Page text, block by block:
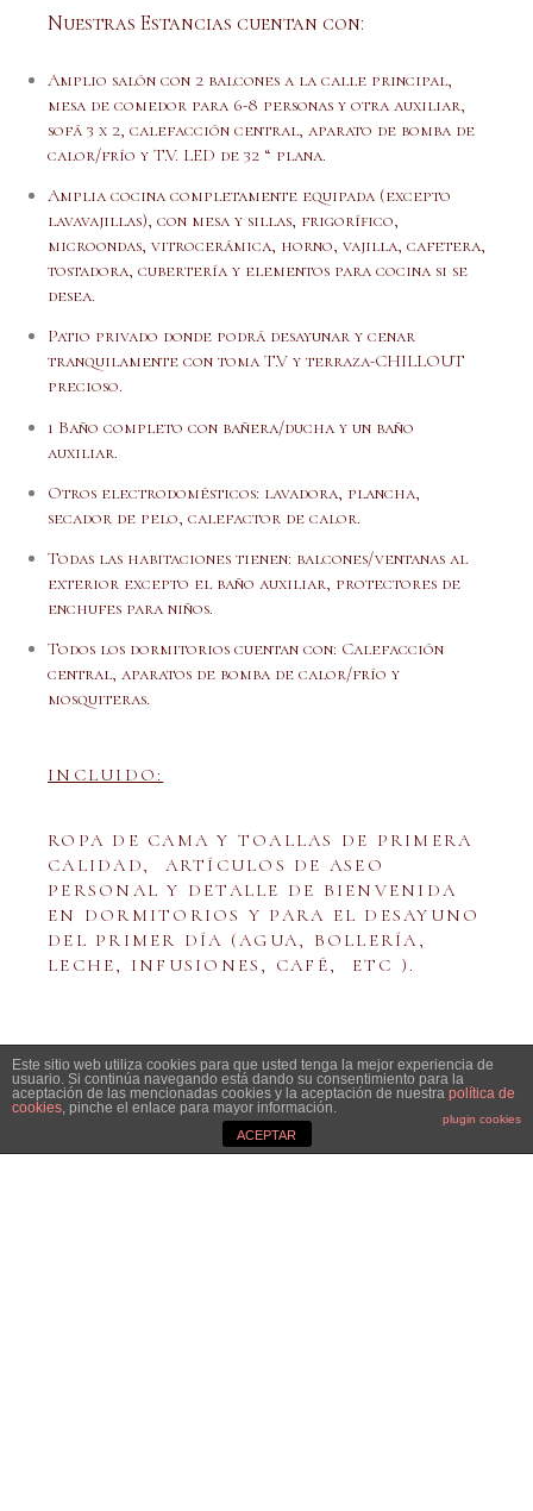
Nuestras Estancias cuentan con:
Amplio salón con 2 balcones a la calle principal,
mesa de comedor para 6-8 personas y otra auxiliar,
sofá 3 x 2, calefacción central, aparato de bomba de
calor/frío y T.V. LED de 32 “ plana.
Amplia cocina completamente equipada (excepto
lavavajillas), con mesa y sillas, frigorífico,
microondas, vitrocerámica, horno, vajilla, cafetera,
tostadora, cubertería y elementos para cocina si se
desea.
Patio privado donde podrá desayunar y cenar
tranquilamente con toma T.V y terraza-CHILLOUT
precioso.
1 Baño completo con bañera/ducha y un baño
auxiliar.
Otros electrodomésticos: lavadora, plancha,
secador de pelo, calefactor de calor.
Todas las habitaciones tienen: balcones/ventanas al
exterior excepto el baño auxiliar, protectores de
enchufes para niños.
Todos los dormitorios cuentan con: Calefacción
central, aparatos de bomba de calor/frío y
mosquiteras.
INCLUIDO:
ROPA DE CAMA Y TOALLAS DE PRIMERA
CALIDAD, ARTÍCULOS DE ASEO
PERSONAL Y DETALLE DE BIENVENIDA
EN DORMITORIOS Y PARA EL DESAYUNO
DEL PRIMER DÍA (AGUA, BOLLERÍA,
LECHE, INFUSIONES, CAFÉ, ETC ).
Este sitio web utiliza cookies para que usted tenga la mejor experiencia de
usuario. Si continúa navegando está dando su consentimiento para la
aceptación de las mencionadas cookies y la aceptación de nuestra política de
cookies, pinche el enlace para mayor información.
plugin cookies
ACEPTAR